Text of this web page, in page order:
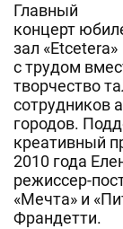
Главный
концерт
зал «Etcetera»
с трудом
творчество
сотрудников
городов.
креативный
2010 года
режиссер-
«Мечта» и
Франдетти.